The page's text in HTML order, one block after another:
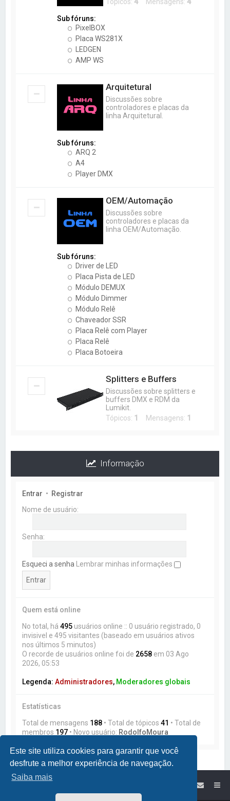
Este site utiliza cookies para garantir que você
desfrute a melhor experiência de navegação.
Saiba mais
Sub fóruns:
PixelBOX
Placa WS281X
LEDGEN
AMP WS
Arquitetural
Discussões sobre
controladores e placas da
linha Arquitetural.
Sub fóruns:
ARQ 2
A4
Player DMX
OEM/Automação
Discussões sobre
controladores e placas da
linha OEM/Automação.
Sub fóruns:
Driver de LED
Placa Pista de LED
Módulo DEMUX
Módulo Dimmer
Módulo Relê
Chaveador SSR
Placa Relê com Player
Placa Relê
Placa Botoeira
Splitters e Buffers
Discussões sobre splitters e
buffers DMX e RDM da
Lumikit.
Tópicos: 1 Mensagens: 1
Informação
Entrar • Registrar
Nome de usuário:
Senha:
Esqueci a senha Lembrar minhas informações
Quem está online
No total, há495 usuários online :: 0 usuário registrado, 0
invisivel e 495 visitantes (baseado em usuários ativos
nos últimos 5 minutos)
O recorde de usuários online foi de 2658 em 03 Ago
2026, 05:53
Legenda:Administradores, Moderadores globais
Estatísticas
Total de mensagens 188 • Total de tópicos41 • Total de
membros 197 • Novo usuário: RodolfoMoura